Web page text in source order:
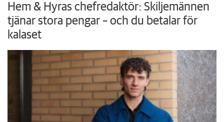
Hem & Hyras chefredaktör: Skiljemännen
tjänar stora pengar – och du betalar för
kalaset